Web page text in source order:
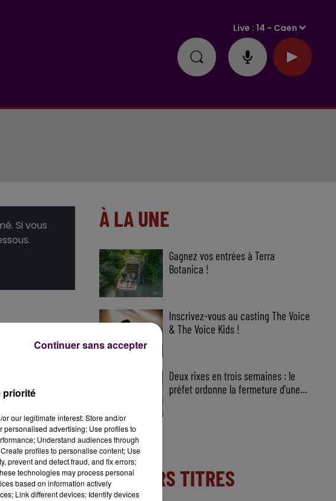
Live :14 - Caen
Si vous
À LA UNE
Gagnez vos entrées à Terra
Botanica !
Inscrivez-vous au casting The Voice
& The Voice Kids !
Deux rixes en trois semaines : le
préfet ordonne la fermeture d'une...
DERNIERS TITRES
priorité
our legitimate interest: Store and/or
personalised advertising; Use profiles to
Understand audiences through
profiles to personalise content; Use
prevent and detect fraud, and fix errors;
technologies may process personal
based on information actively
Link different devices; Identify devices
Continuer sans accepter